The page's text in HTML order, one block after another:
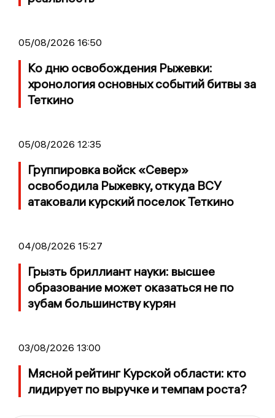
05/08/2026 16:50
Ко дню освобождения Рыжевки:
хронология основных событий битвы за
Теткино
05/08/2026 12:35
Группировка войск «Север»
освободила Рыжевку, откуда ВСУ
атаковали курский поселок Теткино
04/08/2026 15:27
Грызть бриллиант науки: высшее
образование может оказаться не по
зубам большинству курян
03/08/2026 13:00
Мясной рейтинг Курской области: кто
лидирует по выручке и темпам роста?